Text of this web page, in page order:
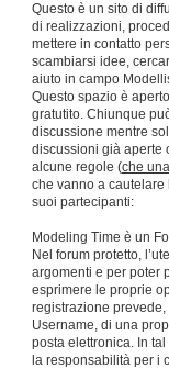
Questo è un sito di
di realizzazioni,
mettere in contatto
scambiarsi idee,
aiuto in campo
Questo spazio è
gratutito. Chiunque
discussione mentre
discussioni già aperte
alcune regole (che
che vanno a
suoi partecipanti:
Modeling Time è un
Nel forum protetto,
argomenti e per poter
esprimere le proprie
registrazione
Username, di una
posta elettronica. In
la responsabilità per i